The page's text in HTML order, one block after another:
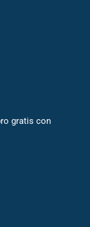
gratis con